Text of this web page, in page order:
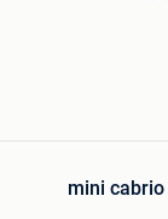
mini cabrio